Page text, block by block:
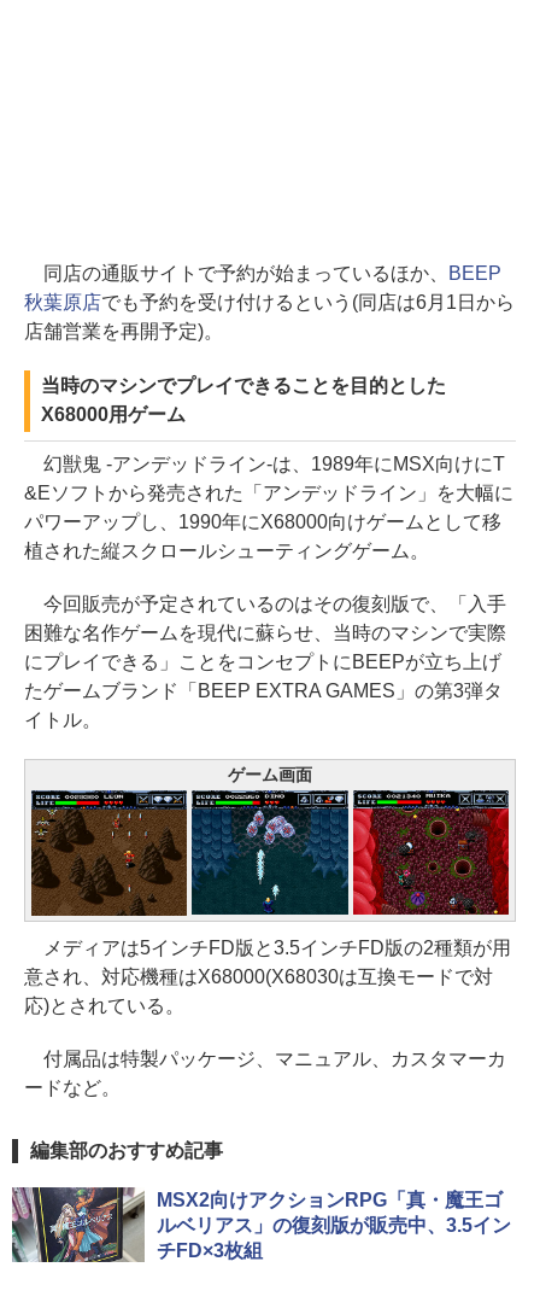
同店の通販サイトで予約が始まっているほか、
BEEP
秋葉原店でも予約を受け付けるという(同店は6月1日から
店舗営業を再開予定)。
当時のマシンでプレイできることを目的とした
X68000用ゲーム
幻獣鬼 -アンデッドライン-は、1989年にMSX向けにT
&Eソフトから発売された「アンデッドライン」を大幅に
パワーアップし、1990年にX68000向けゲームとして移
植された縦スクロールシューティングゲーム。
今回販売が予定されているのはその復刻版で、「入手
困難な名作ゲームを現代に蘇らせ、当時のマシンで実際
にプレイできる」ことをコンセプトにBEEPが立ち上げ
たゲームブランド「BEEP EXTRA GAMES」の第3弾タ
イトル。
ゲーム画面
メディアは5インチFD版と3.5インチFD版の2種類が用
意され、対応機種はX68000(X68030は互換モードで対
応)とされている。
付属品は特製パッケージ、マニュアル、カスタマーカ
ードなど。
編集部のおすすめ記事
MSX2向けアクションRPG「真・魔王ゴ
ルベリアス」の復刻版が販売中、3.5イン
チFD×3枚組